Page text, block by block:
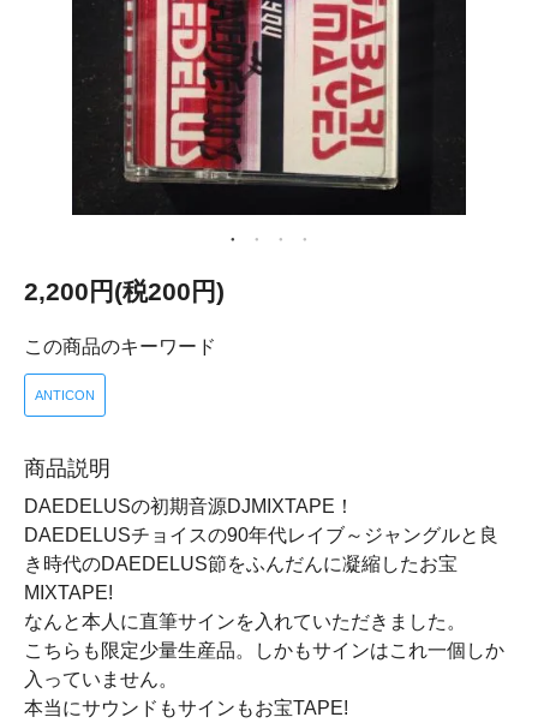
2,200円(税200円)
この商品のキーワード
ANTICON
商品説明
DAEDELUSの初期音源DJMIXTAPE！
DAEDELUSチョイスの90年代レイブ～ジャングルと良
き時代のDAEDELUS節をふんだんに凝縮したお宝
MIXTAPE!
なんと本人に直筆サインを入れていただきました。
こちらも限定少量生産品。しかもサインはこれ一個しか
入っていません。
本当にサウンドもサインもお宝TAPE!